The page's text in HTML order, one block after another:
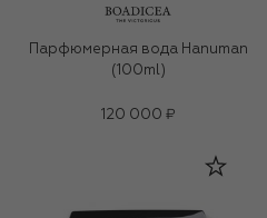
Парфюмерная вода Hanuman
(100ml)
120 000 ₽